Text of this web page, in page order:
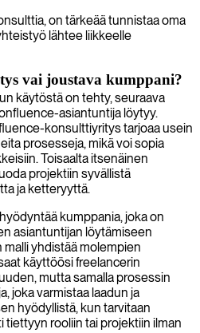
on tärkeää tunnistaa oma
lähtee liikkeelle
vai joustava kumppani?
käytöstä on tehty, seuraava
asiantuntija löytyy.
konsulttiyritys tarjoaa usein
prosesseja, mikä voi sopia
Toisaalta itsenäinen
projektiin syvällistä
ja ketteryyttä.
kumppania, joka on
asiantuntijan löytämiseen
yhdistää molempien
käyttöösi freelancerin
mutta samalla prosessin
joka varmistaa laadun ja
hyödyllistä, kun tarvitaan
rooliin tai projektiin ilman